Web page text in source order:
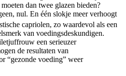
dan twee glazen bieden?
nul. En één slokje meer verhoogt
capriolen, zo waardevol als een
van voedingsdeskundigen.
een serieuzer
de resultaten van
“gezonde voeding” weer